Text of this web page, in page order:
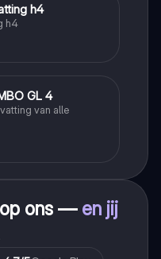
h4
h4
GL 4
van alle
ons — en jij